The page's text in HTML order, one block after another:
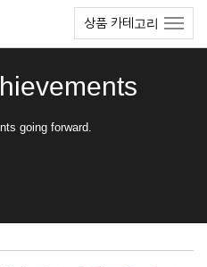
상품 카테고리
going forward.